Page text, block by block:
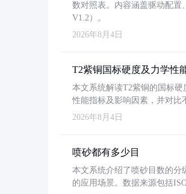
数对照表。内容涵盖驱动配置
V1.2）。
2026年8月4日
T2紫铜国标硬度及力学性
本文系统解读T2紫铜的国标硬
性能指标及影响因素，并对比
2026年8月4日
喷砂都有多少目
本文系统介绍了喷砂目数的分
的应用场景。数据来源包括